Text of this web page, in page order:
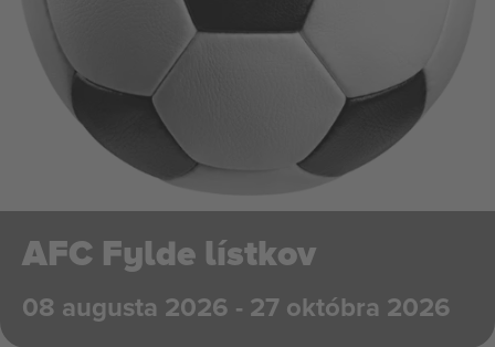
AFC Fylde lístkov
08 augusta 2026 - 27 októbra 2026